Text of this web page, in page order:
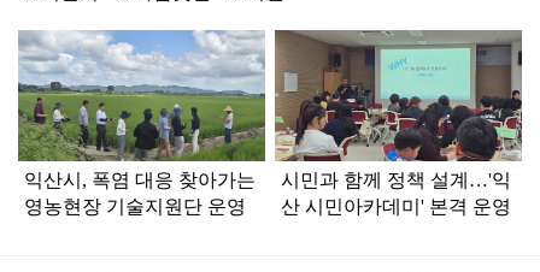
탑
라
인
익산시, 폭염 대응 찾아가는
영농현장 기술지원단 운영
시민과 함께 정책 설계…'익
산 시민아카데미' 본격 운영